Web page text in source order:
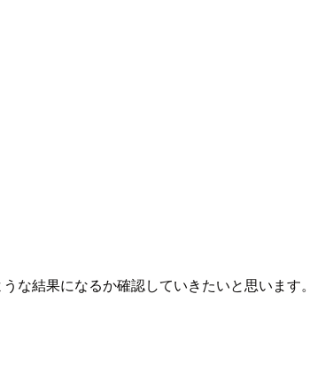
な結果になるか確認していきたいと思います。